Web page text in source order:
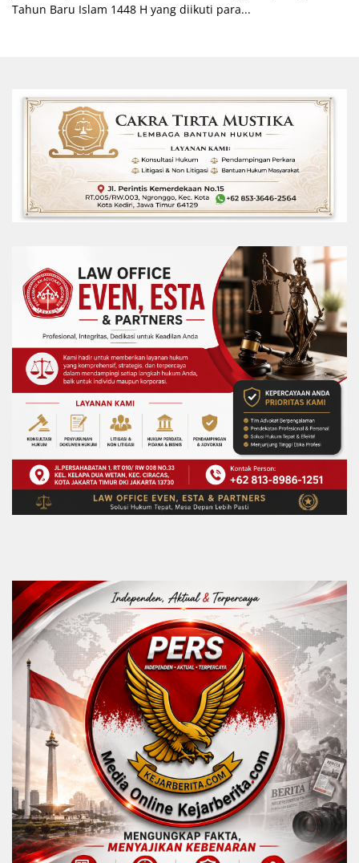
Tahun Baru Islam 1448 H yang diikuti para...